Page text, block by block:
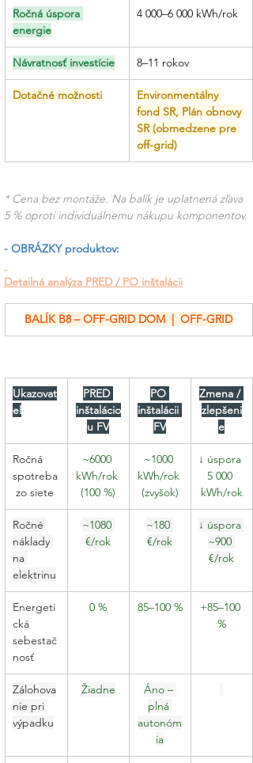
Ročná úspora
energie
4 000–6 000 kWh/rok
Návratnosť investície 8–11 rokov
Dotačné možnosti
Environmentálny
fond SR, Plán obnovy
SR (obmedzene pre
off-grid)
* Cena bez montáže. Na balík je uplatnená zľava
5 % oproti individuálnemu nákupu komponentov.
- OBRÁZKY produktov:
Detailná analýza PRED / PO inštalácii
BALÍK B8 – OFF-GRID DOM  |  OFF-GRID
Ukazovat
eľ
PRED
inštalácio
u FV
PO
inštalácii
FV
Zmena /
zlepšeni
e
Ročná
spotreba
zo siete
~6000
kWh/rok
(100 %)
~1000
kWh/rok
(zvyšok)
↓ úspora
5 000
kWh/rok
Ročné
náklady
na
elektrinu
~1080
€/rok
~180
€/rok
↓ úspora
~900
€/rok
Energeti
cká
sebestač
nosť
0 % 85–100 %
+85–100
%
Zálohova
nie pri
výpadku
Žiadne
Áno –
plná
autonóm
ia